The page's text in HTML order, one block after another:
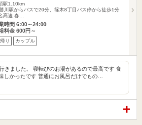
駅1.10km
川駅からバスで20分、篠木8丁目バス停から徒歩1分
高速 春…
時間 6:00～24:00
料金 600円～
り カップル
きました。 寝転びのお湯があるので最高です 食
しかったです 普通にお風呂だけでもの…